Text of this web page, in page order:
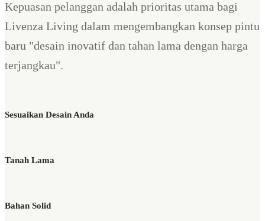
Kepuasan pelanggan adalah prioritas utama bagi
Livenza Living dalam mengembangkan konsep pintu
baru "desain inovatif dan tahan lama dengan harga
terjangkau".
Sesuaikan Desain Anda
Tanah Lama
Bahan Solid